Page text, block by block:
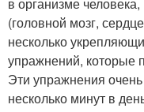
в организме
(головной мозг,
несколько
упражнений, которые
Эти упражнения
несколько минут в